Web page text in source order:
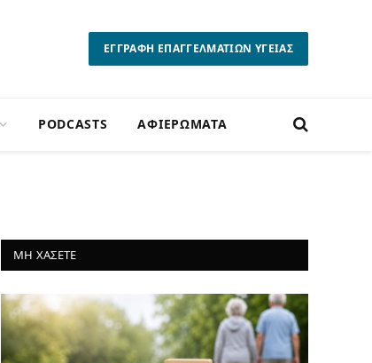
ΕΓΓΡΑΦΗ ΕΠΑΓΓΕΛΜΑΤΙΩΝ ΥΓΕΙΑΣ
PODCASTS ΑΦΙΕΡΩΜΑΤΑ
ΜΗ ΧΑΣΕΤΕ